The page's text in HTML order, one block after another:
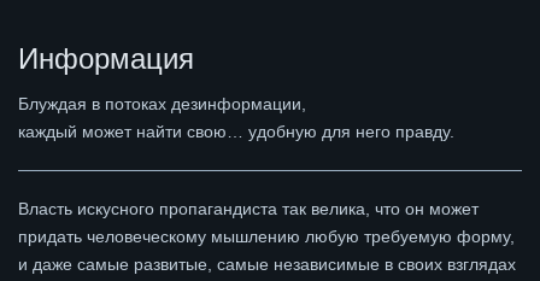
Информация
Блуждая в потоках дезинформации,
каждый может найти свою… удобную для него правду.
Власть искусного пропагандиста так велика, что он может
придать человеческому мышлению любую требуемую форму,
и даже самые развитые, самые независимые в своих взглядах